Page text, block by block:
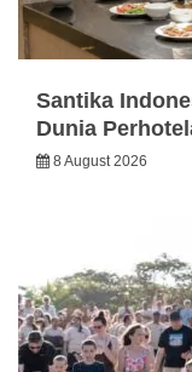
Santika
Dunia
8 August 2026